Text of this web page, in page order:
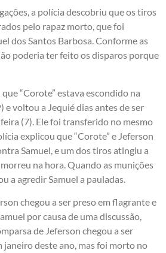
a polícia descobriu que os tiros
pelo rapaz morto, que foi
dos Santos Barbosa. Conforme as
poderia ter feito os disparos porque
“Corote” estava escondido na
e voltou a Jequié dias antes de ser
(7). Ele foi transferido no mesmo
explicou que “Corote” e Jeferson
Samuel, e um dos tiros atingiu a
na hora. Quando as munições
a agredir Samuel a pauladas.
chegou a ser preso em flagrante e
por causa de uma discussão,
de Jeferson chegou a ser
janeiro deste ano, mas foi morto no